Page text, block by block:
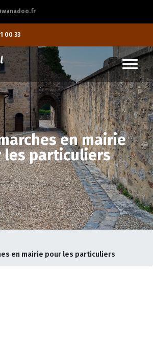
00 33
en mairie
les particuliers
en mairie pour les particuliers